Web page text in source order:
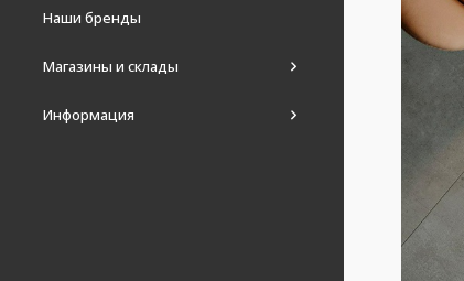
Наши бренды
Магазины и склады
Информация